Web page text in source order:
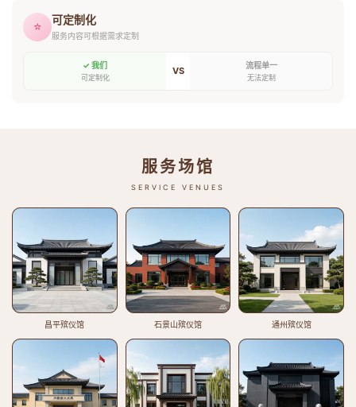
⭐ 可定制化
服务内容可根据需求定制
✓ 我们
可定制化
VS 流程单一
无法定制
服务场馆
SERVICE VENUES
昌平殡仪馆 石景山殡仪馆 通州殡仪馆